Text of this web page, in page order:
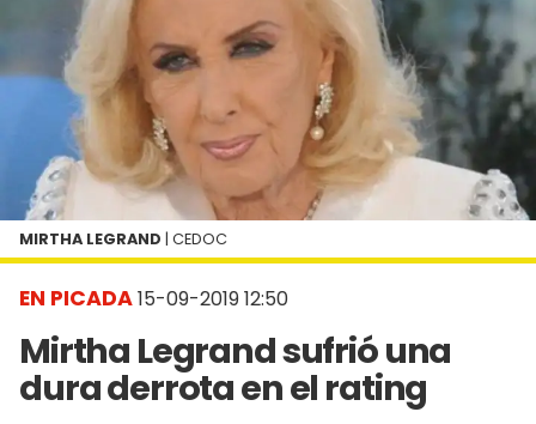
EN PICADA15-09-2019 12:50
Mirtha Legrand sufrió una
dura derrota en el rating
MIRTHA LEGRAND | CEDOC